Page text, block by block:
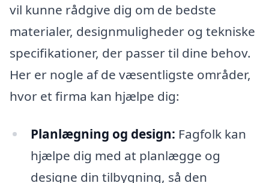
vil kunne rådgive dig om de bedste
materialer, designmuligheder og tekniske
specifikationer, der passer til dine behov.
Her er nogle af de væsentligste områder,
hvor et firma kan hjælpe dig:
Planlægning og design: Fagfolk kan
hjælpe dig med at planlægge og
designe din tilbygning, så den